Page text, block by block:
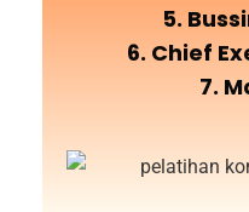
5.
6. Chief
7.